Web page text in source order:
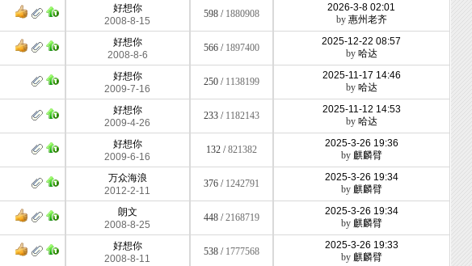
好想你
2008-8-15
598 / 1880908
2026-3-8 02:01
by 惠州老齐
好想你
2008-8-6
566 / 1897400
2025-12-22 08:57
by 哈达
好想你
2009-7-16
250 / 1138199
2025-11-17 14:46
by 哈达
好想你
2009-4-26
233 / 1182143
2025-11-12 14:53
by 哈达
好想你
2009-6-16
132 /821382
2025-3-26 19:36
by 麒麟臂
万众海浪
2012-2-11
376 / 1242791
2025-3-26 19:34
by 麒麟臂
朗文
2008-8-25
448 /2168719
2025-3-26 19:34
by 麒麟臂
好想你
2008-8-11
538 / 1777568
2025-3-26 19:33
by 麒麟臂